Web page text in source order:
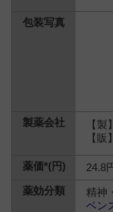
【
【
24.8
精神
ベン